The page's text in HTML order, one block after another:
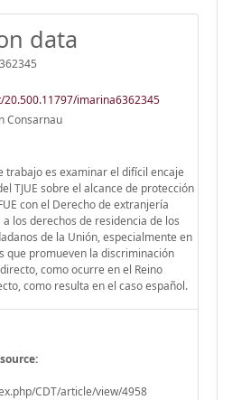
data
imarina6362345
Consarnau
trabajo es examinar el difícil encaje
TJUE sobre el alcance de protección
con el Derecho de extranjería
los derechos de residencia de los
de la Unión, especialmente en
que promueven la discriminación
como ocurre en el Reino
como resulta en el caso español.
CDT/article/view/4958